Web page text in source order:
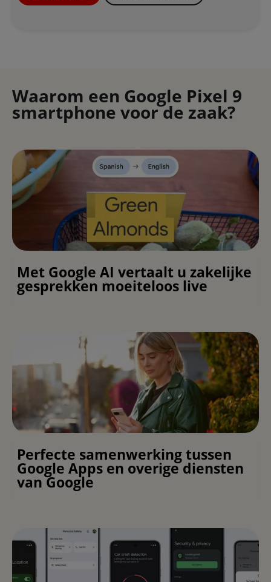
Waarom een Google Pixel 9
smartphone voor de zaak?
Met Google AI vertaalt u zakelijke
gesprekken moeiteloos live
Perfecte samenwerking tussen
Google Apps en overige diensten
van Google